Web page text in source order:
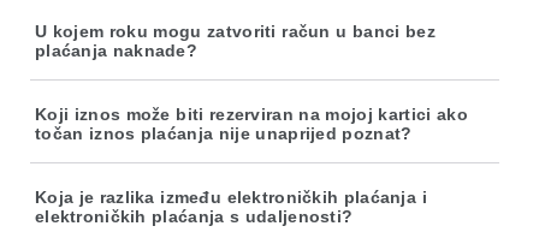
U kojem roku mogu zatvoriti račun u banci bez
plaćanja naknade?
Koji iznos može biti rezerviran na mojoj kartici ako
točan iznos plaćanja nije unaprijed poznat?
Koja je razlika između elektroničkih plaćanja i
elektroničkih plaćanja s udaljenosti?